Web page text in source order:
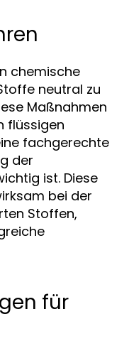
chemische
neutral zu
Maßnahmen
flüssigen
fachgerechte
der
ist. Diese
bei der
Stoffen,
für